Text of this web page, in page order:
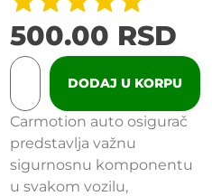
500.00 RSD
DODAJ U KORPU
Carmotion auto osigurač
predstavlja važnu
sigurnosnu komponentu
u svakom vozilu,